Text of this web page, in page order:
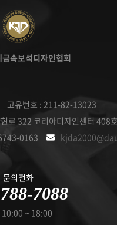
속보석디자인협회
고유번호 : 211-82-13023
로 322 코리아디자인센터 408
0163
문의전화
7088
10:00 ~ 18:00